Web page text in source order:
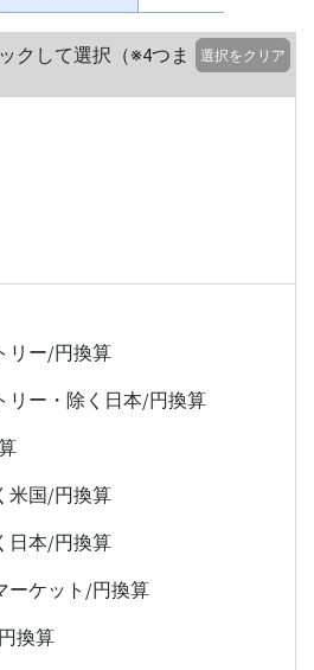
クして選択（※4つま
選択をクリア
リー/円換算
リー・除く日本/円換算
米国/円換算
日本/円換算
ーケット/円換算
換算